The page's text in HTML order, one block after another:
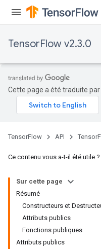
TensorFlow v2.3.0
Cette page a été traduite par
TensorFlow API
Ce contenu vous a-t-il été utile ?
Sur cette page
Résumé
Constructeurs et
Attributs publics
Fonctions publiques
Attributs publics